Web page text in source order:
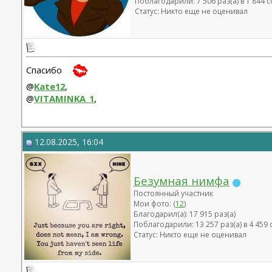
Статус: Никто еще не оценивал
Спасибо
@Kate12,
@VITAMINKA_1,
12.08.2025, 16:04
Безумная нимфа
Постоянный участник
Мои фото: (12)
Благодарил(а): 17 915 раз(а)
Поблагодарили: 13 257 раз(а) в 4
Статус: Никто еще не оценивал